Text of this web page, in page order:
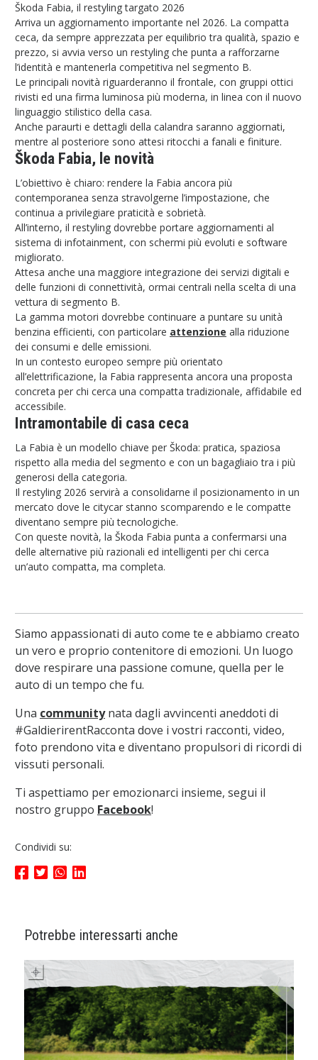
Škoda Fabia, il restyling targato 2026
Arriva un aggiornamento importante nel 2026. La compatta
ceca, da sempre apprezzata per equilibrio tra qualità, spazio e
prezzo, si avvia verso un restyling che punta a rafforzarne
l’identità e mantenerla competitiva nel segmento B.
Le principali novità riguarderanno il frontale, con gruppi ottici
rivisti ed una firma luminosa più moderna, in linea con il nuovo
linguaggio stilistico della casa.
Anche paraurti e dettagli della calandra saranno aggiornati,
mentre al posteriore sono attesi ritocchi a fanali e finiture.
Škoda Fabia, le novità
L’obiettivo è chiaro: rendere la Fabia ancora più
contemporanea senza stravolgerne l’impostazione, che
continua a privilegiare praticità e sobrietà.
All’interno, il restyling dovrebbe portare aggiornamenti al
sistema di infotainment, con schermi più evoluti e software
migliorato.
Attesa anche una maggiore integrazione dei servizi digitali e
delle funzioni di connettività, ormai centrali nella scelta di una
vettura di segmento B.
La gamma motori dovrebbe continuare a puntare su unità
benzina efficienti, con particolare attenzione alla riduzione
dei consumi e delle emissioni.
In un contesto europeo sempre più orientato
all’elettrificazione, la Fabia rappresenta ancora una proposta
concreta per chi cerca una compatta tradizionale, affidabile ed
accessibile.
Intramontabile di casa ceca
La Fabia è un modello chiave per Škoda: pratica, spaziosa
rispetto alla media del segmento e con un bagagliaio tra i più
generosi della categoria.
Il restyling 2026 servirà a consolidarne il posizionamento in un
mercato dove le citycar stanno scomparendo e le compatte
diventano sempre più tecnologiche.
Con queste novità, la Škoda Fabia punta a confermarsi una
delle alternative più razionali ed intelligenti per chi cerca
un’auto compatta, ma completa.
Siamo appassionati di auto come te e abbiamo creato
un vero e proprio contenitore di emozioni. Un luogo
dove respirare una passione comune, quella per le
auto di un tempo che fu.
Una communitynata dagli avvincenti aneddoti di
#GaldierirentRacconta dove i vostri racconti, video,
foto prendono vita e diventano propulsori di ricordi di
vissuti personali.
Ti aspettiamo per emozionarci insieme, segui il
nostro gruppo Facebook!
Condividi su:
Potrebbe interessarti anche